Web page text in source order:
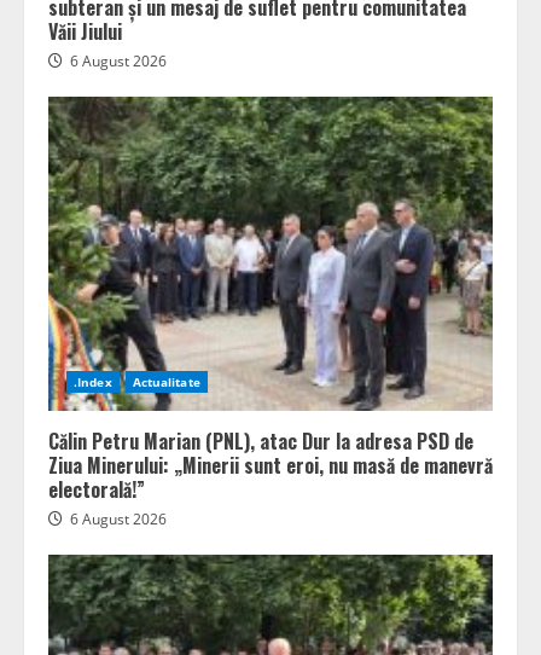
subteran și un mesaj de suflet pentru comunitatea
Văii Jiului
6 August 2026
.Index Actualitate
Călin Petru Marian (PNL), atac Dur la adresa PSD de
Ziua Minerului: „Minerii sunt eroi, nu masă de manevră
electorală!”
6 August 2026